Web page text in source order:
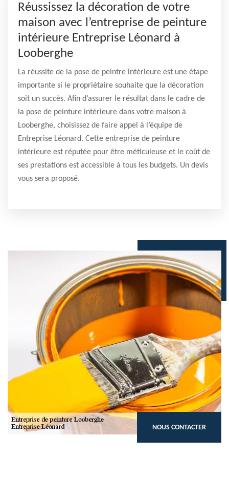
Réussissez la décoration de votre
maison avec l’entreprise de peinture
intérieure Entreprise Léonard à
Looberghe
La réussite de la pose de peintre intérieure est une étape
importante si le propriétaire souhaite que la décoration
soit un succès. Afin d’assurer le résultat dans le cadre de
la pose de peinture intérieure dans votre maison à
Looberghe, choisissez de faire appel à l’équipe de
Entreprise Léonard. Cette entreprise de peinture
intérieure est réputée pour être méticuleuse et le coût de
ses prestations est accessible à tous les budgets. Un devis
vous sera proposé.
NOUS CONTACTER